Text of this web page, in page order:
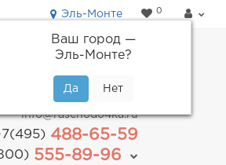
Эль-Монте
Ваш город —
Эль-Монте?
0
пн-пт: с 9.00 до 18.00
info@raschodo4ka.ru
488-65-59
555-89-96